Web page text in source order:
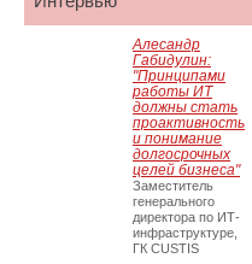
Алесандр
Габидулин:
"Принципами
работы ИТ
должны стать
проактивность
и понимание
долгосрочных
целей бизнеса"
Заместитель
генерального
директора по ИТ-
инфраструктуре,
ГК CUSTIS